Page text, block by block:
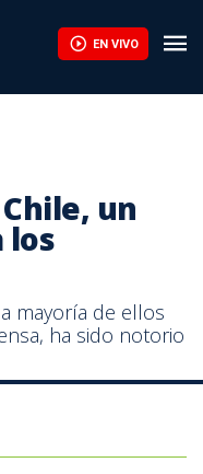
EN VIVO
un
los
mayoría de ellos
ha sido notorio
uno de los jugadores más